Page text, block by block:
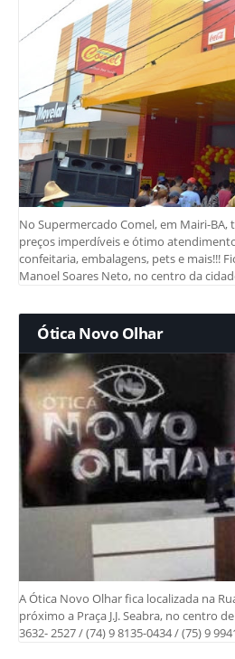
No Supermercado Comel, em Mairi-
preços imperdíveis e ótimo
confeitaria, embalagens, pets e mais!!!
Manoel Soares Neto, no centro da
Ótica Novo Olhar
A Ótica Novo Olhar fica localizada na
próximo a Praça J.J. Seabra, no centro
3632- 2527 / (74) 9 8135-0434 / (75) 9